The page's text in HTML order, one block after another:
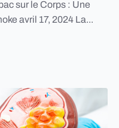
sur le Corps : Une
avril 17, 2024 La...